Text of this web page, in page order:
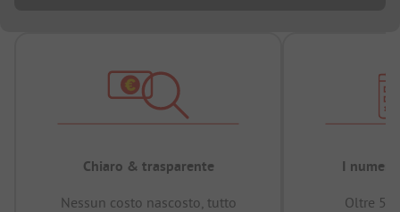
Chiaro & trasparente
Nessun costo nascosto, tutto
I numeri
Oltre